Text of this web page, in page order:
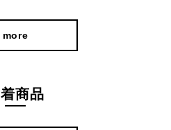
エットにこだわったフェイクレザ
more
商品